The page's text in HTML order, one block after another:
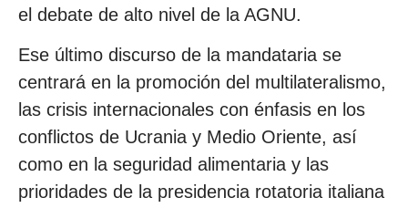
el debate de alto nivel de la AGNU.
Ese último discurso de la mandataria se
centrará en la promoción del multilateralismo,
las crisis internacionales con énfasis en los
conflictos de Ucrania y Medio Oriente, así
como en la seguridad alimentaria y las
prioridades de la presidencia rotatoria italiana